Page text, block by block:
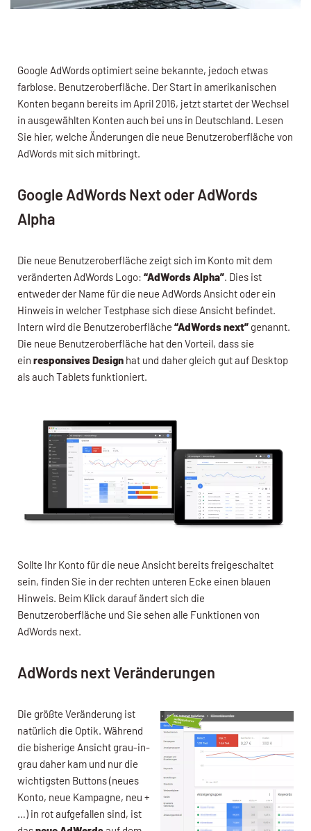
Google AdWords optimiert seine bekannte, jedoch etwas
farblose. Benutzeroberfläche. Der Start in amerikanischen
Konten begann bereits im April 2016, jetzt startet der Wechsel
in ausgewählten Konten auch bei uns in Deutschland. Lesen
Sie hier, welche Änderungen die neue Benutzeroberfläche von
AdWords mit sich mitbringt.
Google AdWords Next oder AdWords
Alpha
Die neue Benutzeroberfläche zeigt sich im Konto mit dem
veränderten AdWords Logo: “AdWords Alpha”. Dies ist
entweder der Name für die neue AdWords Ansicht oder ein
Hinweis in welcher Testphase sich diese Ansicht befindet.
Intern wird die Benutzeroberfläche “AdWords next” genannt.
Die neue Benutzeroberfläche hat den Vorteil, dass sie
ein responsives Design hat und daher gleich gut auf Desktop
als auch Tablets funktioniert.
Sollte Ihr Konto für die neue Ansicht bereits freigeschaltet
sein, finden Sie in der rechten unteren Ecke einen blauen
Hinweis. Beim Klick darauf ändert sich die
Benutzeroberfläche und Sie sehen alle Funktionen von
AdWords next.
AdWords next Veränderungen
Die größte Veränderung ist
natürlich die Optik. Während
die bisherige Ansicht grau-in-
grau daher kam und nur die
wichtigsten Buttons (neues
Konto, neue Kampagne, neu +
…) in rot aufgefallen sind, ist